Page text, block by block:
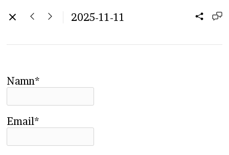
2025-11-11
Namn*
Email*